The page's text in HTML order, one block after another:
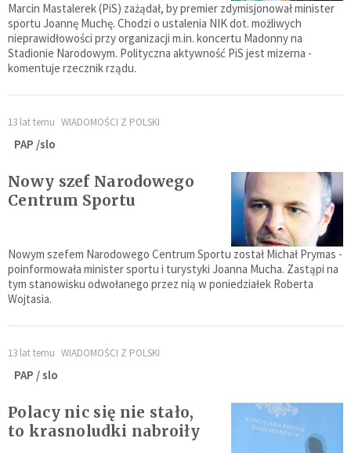
Marcin Mastalerek (PiS) zażądał, by premier zdymisjonował minister
sportu Joannę Muchę. Chodzi o ustalenia NIK dot. możliwych
nieprawidłowości przy organizacji m.in. koncertu Madonny na
Stadionie Narodowym. Polityczna aktywność PiS jest mizerna -
komentuje rzecznik rządu.
13 lat temu WIADOMOŚCI Z POLSKI
PAP /slo
Nowy szef Narodowego
Centrum Sportu
Nowym szefem Narodowego Centrum Sportu został Michał Prymas -
poinformowała minister sportu i turystyki Joanna Mucha. Zastąpi na
tym stanowisku odwołanego przez nią w poniedziałek Roberta
Wojtasia.
13 lat temu WIADOMOŚCI Z POLSKI
PAP / slo
Polacy nic się nie stało,
to krasnoludki nabroiły